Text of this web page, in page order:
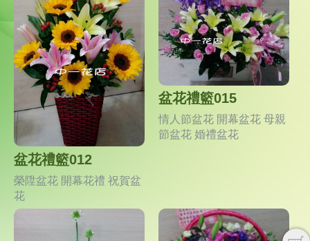
盆花禮籃012
榮陞盆花 開幕花禮 祝賀盆
花
盆花禮籃015
情人節盆花 開幕盆花 母親
節盆花 婚禮盆花